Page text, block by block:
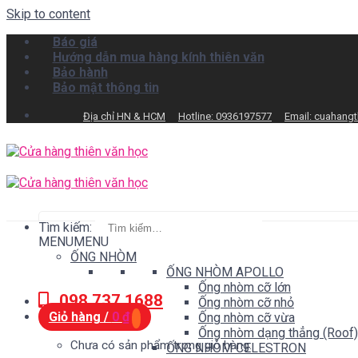
Skip to content
Báo giá
Hướng dẫn mua hàng kính thiên văn
Bảo hành
Bảo mật thông tin
Địa chỉ HN & HCM Hotline: 0936197577 Email:
Tìm kiếm:
098.737.1688
Giỏ hàng / 0 ₫
Chưa có sản phẩm trong giỏ hàng.
MENUMENU
ỐNG NHÒM
ỐNG NHÒM APOLLO
Ống nhòm cỡ lớn
Ống nhòm cỡ nhỏ
Ống nhòm cỡ vừa
Ống nhòm dạng thẳng (Roof)
ỐNG NHÒM CELESTRON